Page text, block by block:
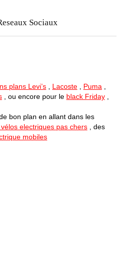
Sociaux
plans Levi’s Lacoste Puma
, ou encore pour le black Friday
bon plan en allant dans les
vélos electriques pas chers , des
mobiles